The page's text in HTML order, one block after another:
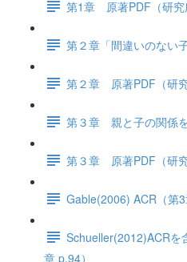
第1章 原著PDF（研究
第２章「間違いのない
第２章 原著PDF（研究
第３章 親と子の関係
第３章 原著PDF（研究
Gable(2006) ACR（第3
Schueller(2012)ACRを
章 p.94）